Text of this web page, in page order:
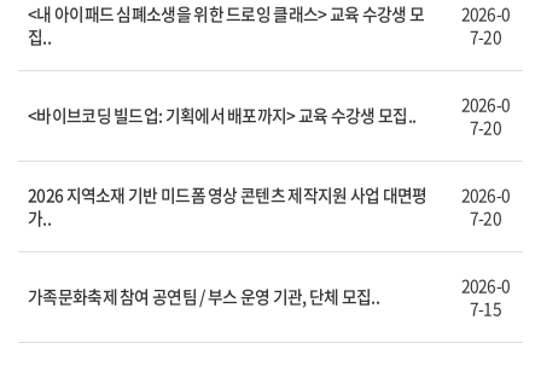
<내 아이패드 심폐소생을 위한 드로잉 클래스> 교육 수강생 모
집..
2026-0
7-20
<바이브코딩 빌드업: 기획에서 배포까지> 교육 수강생 모집..
2026-0
7-20
2026 지역소재 기반 미드폼 영상 콘텐츠 제작지원 사업 대면평
가..
2026-0
7-20
가족문화축제 참여 공연팀 / 부스 운영 기관, 단체 모집..
2026-0
7-15